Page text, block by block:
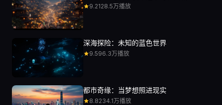
9.2128.5万播放
深海探险：未知的蓝色世界
9.596.3万播放
都市奇缘：当梦想照进现实
8.8234.1万播放